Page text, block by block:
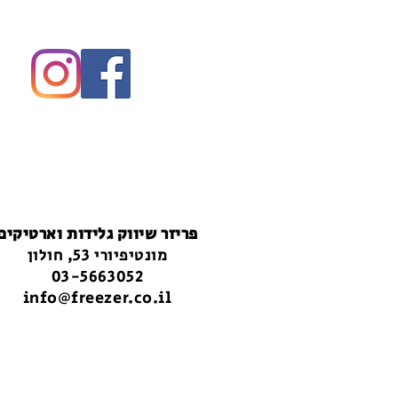
פריזר שיווק גלידות
מונטיפיורי 53, חולון
03-5663052
info@freezer.co.il